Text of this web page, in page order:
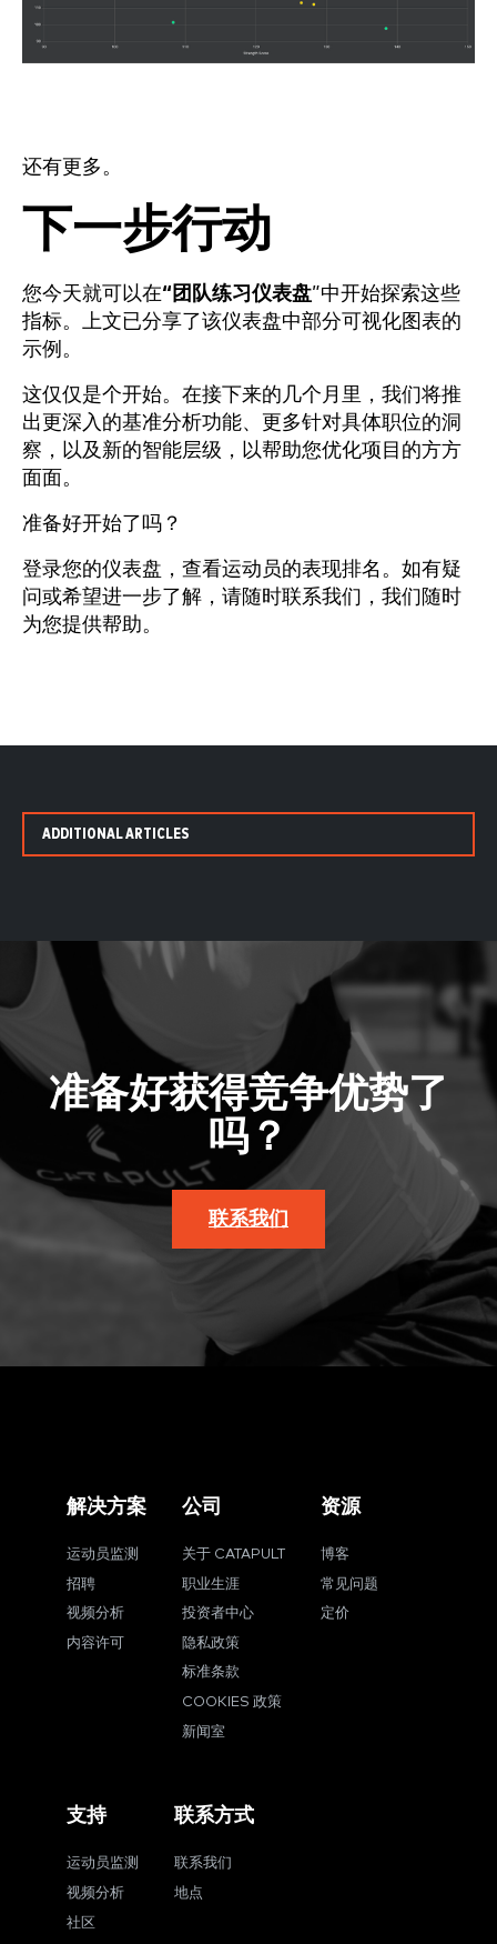
还有更多。
下一步行动
您今天就可以在“团队练习仪表盘”中开始探索这些
指标。上文已分享了该仪表盘中部分可视化图表的
示例。
这仅仅是个开始。在接下来的几个月里，我们将推
出更深入的基准分析功能、更多针对具体职位的洞
察，以及新的智能层级，以帮助您优化项目的方方
面面。
准备好开始了吗？
登录您的仪表盘，查看运动员的表现排名。如有疑
问或希望进一步了解，请随时联系我们，我们随时
为您提供帮助。
ADDITIONAL ARTICLES
准备好获得竞争优势了
吗？
联系我们
解决方案
运动员监测
招聘
视频分析
内容许可
公司
关于 CATAPULT
职业生涯
投资者中心
隐私政策
标准条款
COOKIES 政策
新闻室
资源
博客
常见问题
定价
支持
运动员监测
视频分析
社区
联系方式
联系我们
地点